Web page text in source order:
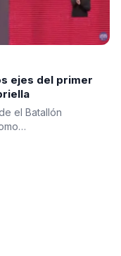
ejes del primer
el Batallón